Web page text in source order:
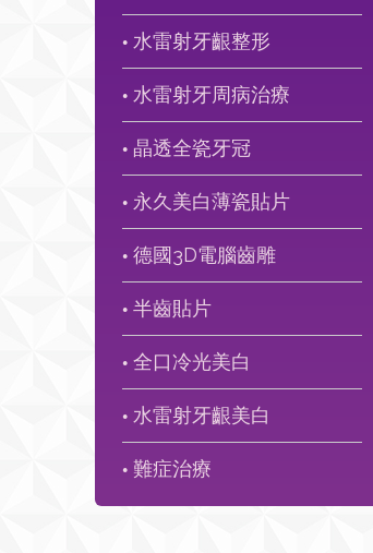
● 水雷射牙齦整形
● 水雷射牙周病治療
● 晶透全瓷牙冠
● 永久美白薄瓷貼片
● 德國3D電腦齒雕
● 半齒貼片
● 全口冷光美白
● 水雷射牙齦美白
● 難症治療